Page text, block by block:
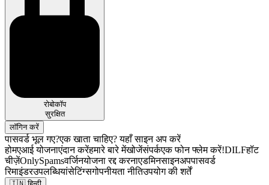
रोबोकॉप
सुरक्षित
लॉगिन करें
पासवर्ड भूल गए?एक खाता चाहिए? यहाँ साइन अप करें
होमएआई योजनाएंदान करेंहमारे बारे मेंखोजेंसंपर्कएक फोन फ्लेम करें!DILFहॉट
चीज़ेंOnlySpamsवर्जिनयोजना रद्द करनाएडमिनसाइनअपपासवर्ड
रिमाइंडरउपलब्धियांसेटिंग्सगोपनीयता नीतिउपयोग की शर्तें